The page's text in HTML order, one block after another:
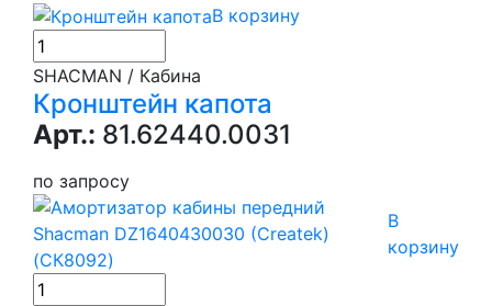
В корзину
SHACMAN / Кабина
Кронштейн капота
Арт.: 81.62440.0031
по запросу
В
корзину